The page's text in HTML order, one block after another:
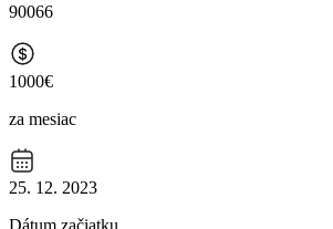
90066
1000€
za mesiac
25. 12. 2023
Dátum začiatku